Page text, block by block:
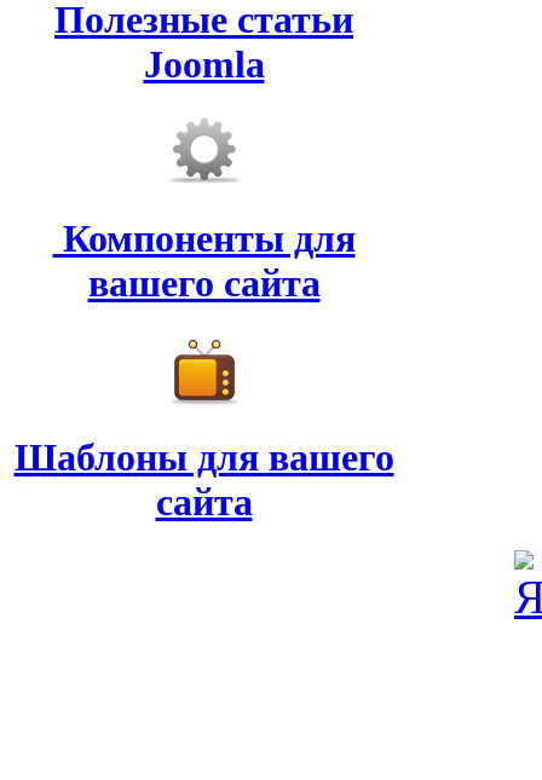
Полезные статьи
Joomla
Компоненты для
вашего сайта
Шаблоны для вашего
сайта